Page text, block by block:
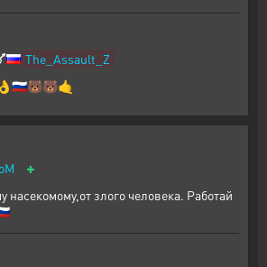
The_Assault_Z
+
насекомому,от злого человека. Работай